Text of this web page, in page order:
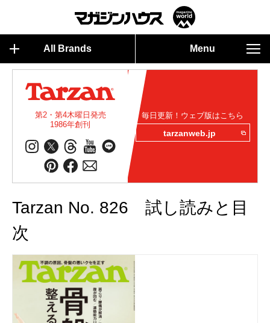
All Brands Menu
第2・第4木曜日発売
1986年創刊
毎日更新！ウェブ版はこちら
tarzanweb.jp
Tarzan No. 826 試し読みと目
次